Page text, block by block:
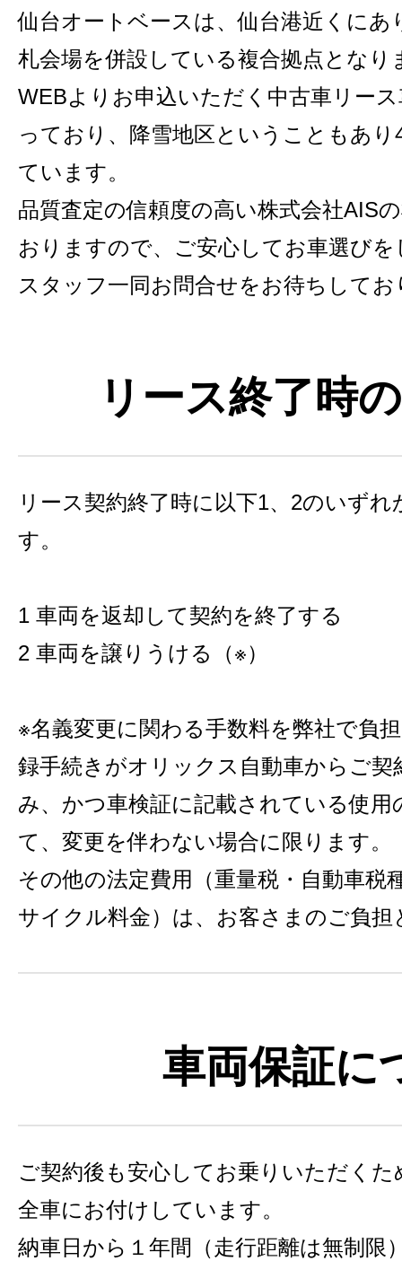
仙台オートベースは、仙台港近くにあ
札会場を併設している複合拠点となり
WEBよりお申込いただく中古車リー
っており、降雪地区ということもあ
ています。
品質査定の信頼度の高い株式会社AIS
おりますので、ご安心してお車選び
スタッフ一同お問合せをお待ちしてお
リース終了時
リース契約終了時に以下1、2のいず
す。
1 車両を返却して契約を終了する
2 車両を譲りうける（※）
※名義変更に関わる手数料を弊社で負
録手続きがオリックス自動車からご契
み、かつ車検証に記載されている使用
て、変更を伴わない場合に限ります。
その他の法定費用（重量税・自動車税
サイクル料金）は、お客さまのご負担
車両保証に
ご契約後も安心してお乗りいただく
全車にお付けしています。
納車日から１年間（走行距離は無制限